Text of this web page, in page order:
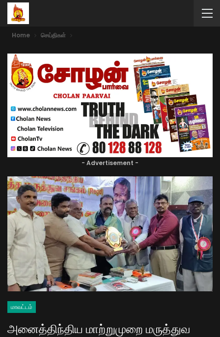
Home செய்திகள்
- Advertisement -
மாவட்டம்
அனைத்திந்திய மாற்றுமுறை மருத்துவ